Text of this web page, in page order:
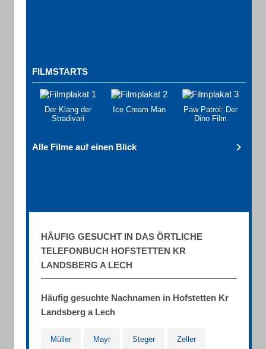
FILMSTARTS
Der Klang der
Stradivari
Ice Cream Man
Paw Patrol: Der
Dino Film
Alle Filme auf einen Blick
HÄUFIG GESUCHT IN DAS ÖRTLICHE
TELEFONBUCH HOFSTETTEN KR
LANDSBERG A LECH
Häufig gesuchte Nachnamen in Hofstetten Kr
Landsberg a Lech
Müller Mayr Steger Zeller